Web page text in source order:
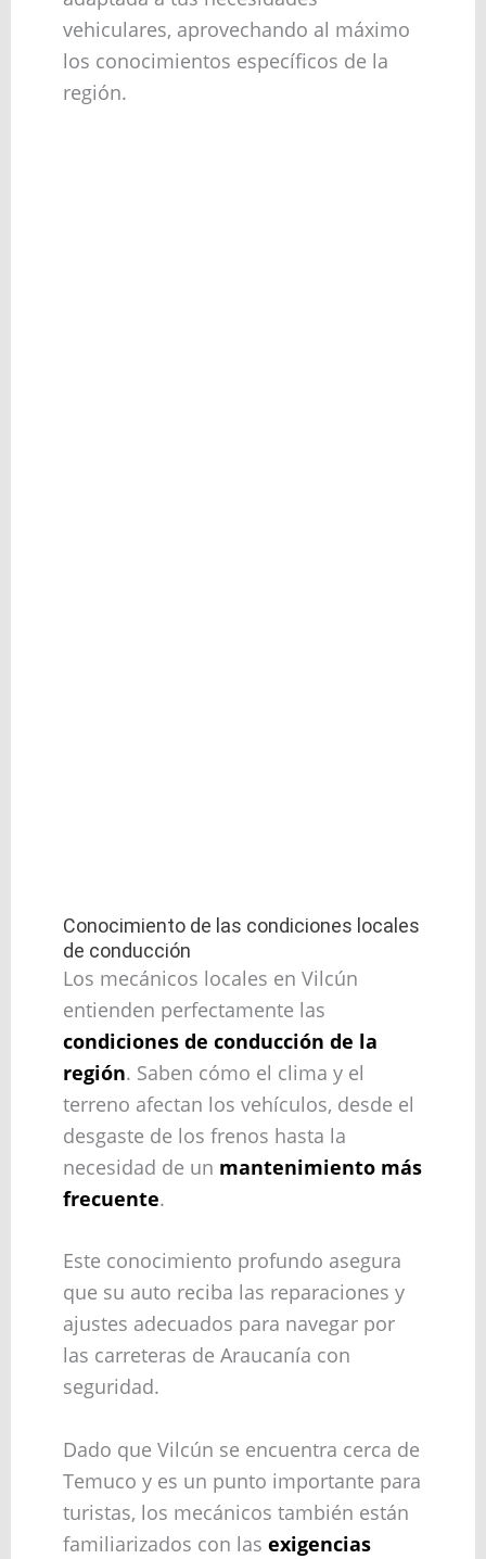
vehiculares, aprovechando al máximo
los conocimientos específicos de la
región.
Conocimiento de las condiciones locales
de conducción
Los mecánicos locales en Vilcún
entienden perfectamente las
condiciones de conducción de la
región. Saben cómo el clima y el
terreno afectan los vehículos, desde el
desgaste de los frenos hasta la
necesidad de un mantenimiento más
frecuente.
Este conocimiento profundo asegura
que su auto reciba las reparaciones y
ajustes adecuados para navegar por
las carreteras de Araucanía con
seguridad.
Dado que Vilcún se encuentra cerca de
Temuco y es un punto importante para
turistas, los mecánicos también están
familiarizados con las exigencias